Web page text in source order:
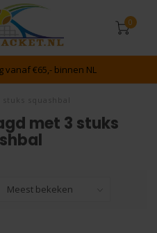
0
vanaf €65,- binnen NL
met 3 stuks